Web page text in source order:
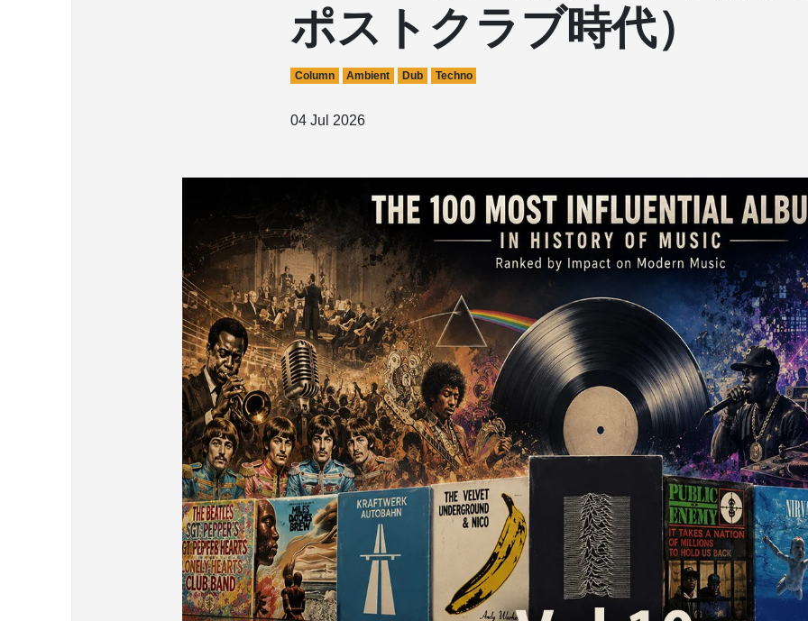
ポストクラブ時代）
Column Ambient Dub Techno
04 Jul 2026